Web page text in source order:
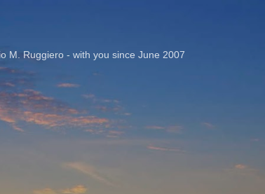
M. Ruggiero - with you since June 2007